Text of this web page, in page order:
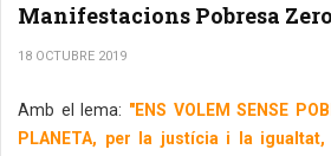
Manifestacions Pobresa Zero
18 OCTUBRE 2019
Amb el lema: "ENS VOLEM SENSE
PLANETA, per la justícia i la igualtat,